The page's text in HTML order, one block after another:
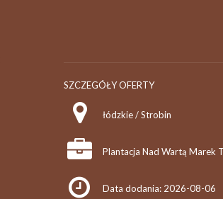
SZCZEGÓŁY OFERTY
łódzkie / Strobin
Data dodania: 2026-08-06